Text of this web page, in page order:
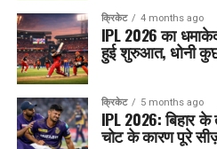
क्रिकेट 4 months ago
IPL 2026 का
हुई शुरुआत, धोनी
क्रिकेट 5 months ago
IPL 2026: बिहार
चोट के कारण पूरे